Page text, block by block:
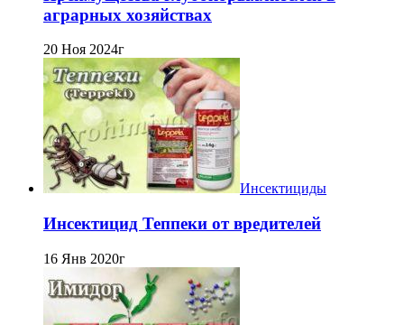
аграрных хозяйствах
20 Ноя 2024г
Инсектициды
Инсектицид Теппеки от вредителей
16 Янв 2020г